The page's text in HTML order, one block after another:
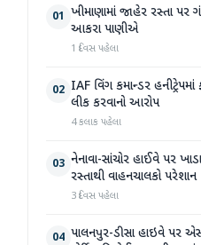
01 ખીમાણામાં જાહેર રસ્તા પર
આકરા પાણીએ
1 દિવસ પહેલા
02 IAF વિંગ કમાન્ડર
લીક કરવાનો આરોપ
4 કલાક પહેલા
03 નેનાવા-સાંચોર હાઈવે પર
રસ્તાથી વાહનચાલકો પરેશાન
3 દિવસ પહેલા
04 પાલનપુર-ડીસા હાઇવે પર